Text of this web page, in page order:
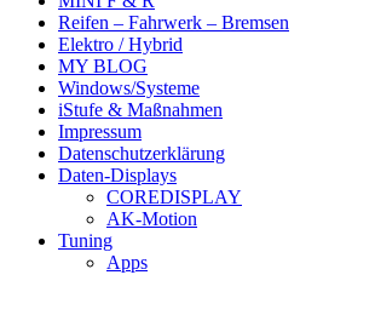
Reifen – Fahrwerk – Bremsen
Elektro / Hybrid
MY BLOG
Windows/Systeme
iStufe & Maßnahmen
Impressum
Datenschutzerklärung
Daten-Displays
COREDISPLAY
AK-Motion
Tuning
Apps